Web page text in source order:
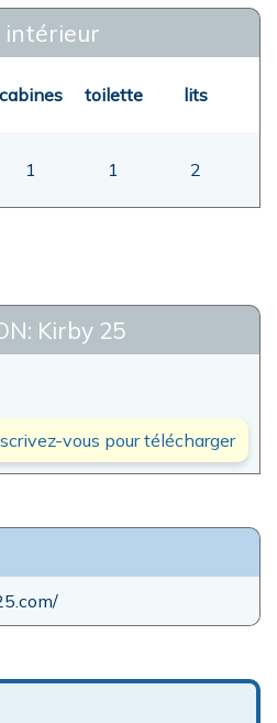
intérieur
cabines toilette lits
1 1 2
Kirby 25
vous pour télécharger